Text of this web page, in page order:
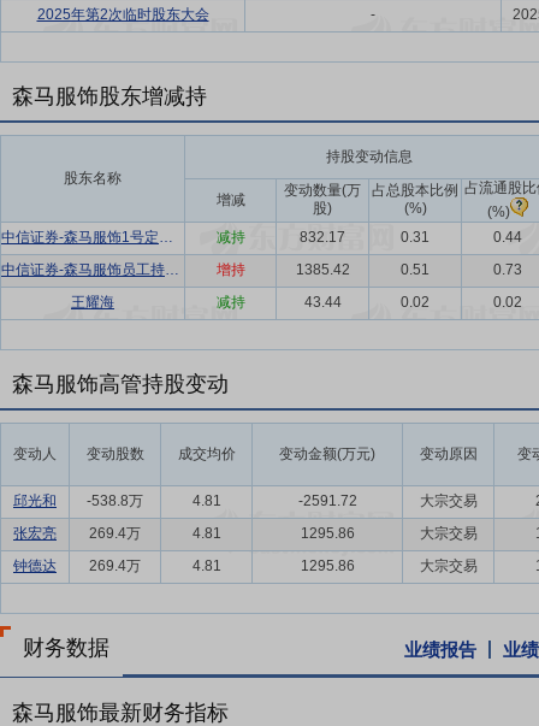
2025年第2次临时股东大会
-
森马服饰股东增减持
股东名称
持股变动信息
增减
变动数量(万
股)
占总股本比例
(%)
占流通股
(%)
中信证券-森马服饰1号定向资产管理计划
减持 832.17 0.31
0.44
中信证券-森马服饰员工持股2号单一资产管理计划
增持 1385.42 0.51
0.73
王耀海
减持 43.44 0.02 0.02
森马服饰高管持股变动
变动人 变动股数 成交均价 变动金额(万元) 变动原因 变
邱光和 -538.8万 4.81 -2591.72 大宗交易
张宏亮
269.4万 4.81 1295.86 大宗交易
钟德达
269.4万 4.81 1295.86 大宗交易
财务数据 业绩报告 业
森马服饰最新财务指标